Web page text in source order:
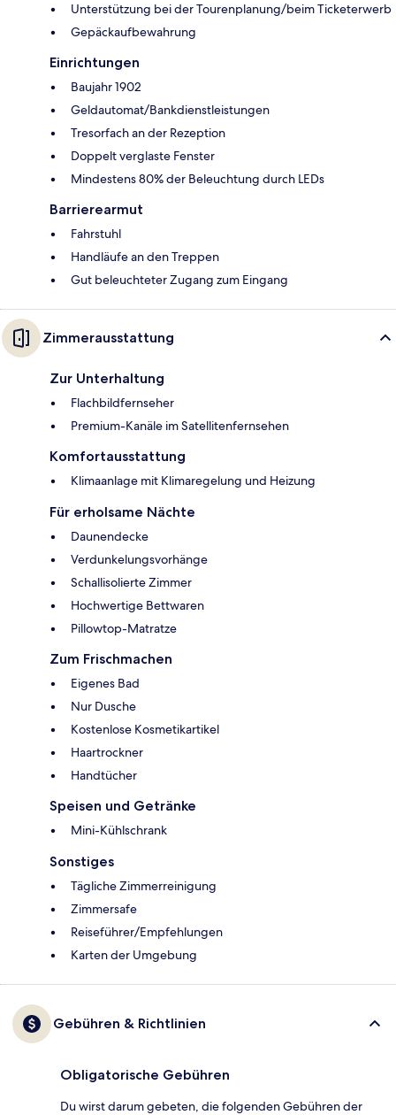
Unterstützung bei der Tourenplanung/beim Ticketerwerb
Gepäckaufbewahrung
Einrichtungen
Baujahr 1902
Geldautomat/Bankdienstleistungen
Tresorfach an der Rezeption
Doppelt verglaste Fenster
Mindestens 80% der Beleuchtung durch LEDs
Barrierearmut
Fahrstuhl
Handläufe an den Treppen
Gut beleuchteter Zugang zum Eingang
Zimmerausstattung
Zur Unterhaltung
Flachbildfernseher
Premium-Kanäle im Satellitenfernsehen
Komfortausstattung
Klimaanlage mit Klimaregelung und Heizung
Für erholsame Nächte
Daunendecke
Verdunkelungsvorhänge
Schallisolierte Zimmer
Hochwertige Bettwaren
Pillowtop-Matratze
Zum Frischmachen
Eigenes Bad
Nur Dusche
Kostenlose Kosmetikartikel
Haartrockner
Handtücher
Speisen und Getränke
Mini-Kühlschrank
Sonstiges
Tägliche Zimmerreinigung
Zimmersafe
Reiseführer/Empfehlungen
Karten der Umgebung
Gebühren & Richtlinien
Obligatorische Gebühren
Du wirst darum gebeten, die folgenden Gebühren der